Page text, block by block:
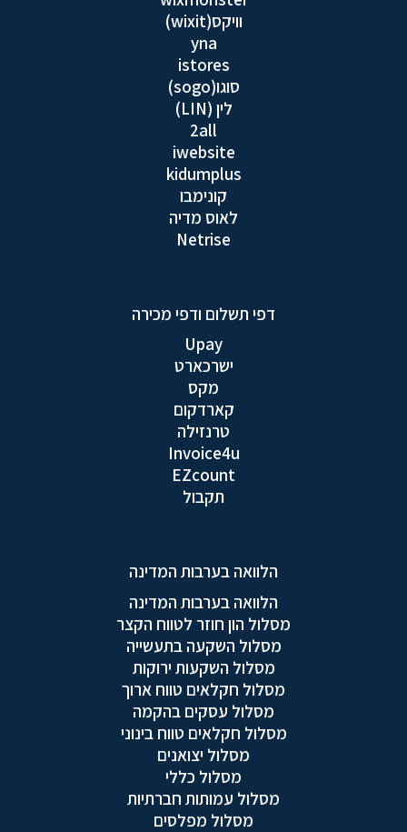
וויקס(wixit)
yna
istores
סוגו(sogo)
לין (LIN)
2all
iwebsite
kidumplus
קונימבו
לאוס מדיה
Netrise
דפי תשלום ודפי מכירה
Upay
ישרכארט
מקס
קארדקום
טרנזילה
Invoice4u
EZcount
תקבול
הלוואה בערבות המדינה
הלוואה בערבות המדינה
מסלול הון חוזר לטווח הקצר
מסלול השקעה בתעשייה
מסלול השקעות ירוקות
מסלול חקלאים טווח ארוך
מסלול עסקים בהקמה
מסלול חקלאים טווח בינוני
מסלול יצואנים
מסלול כללי
מסלול עמותות חברתיות
מסלול מפלסים